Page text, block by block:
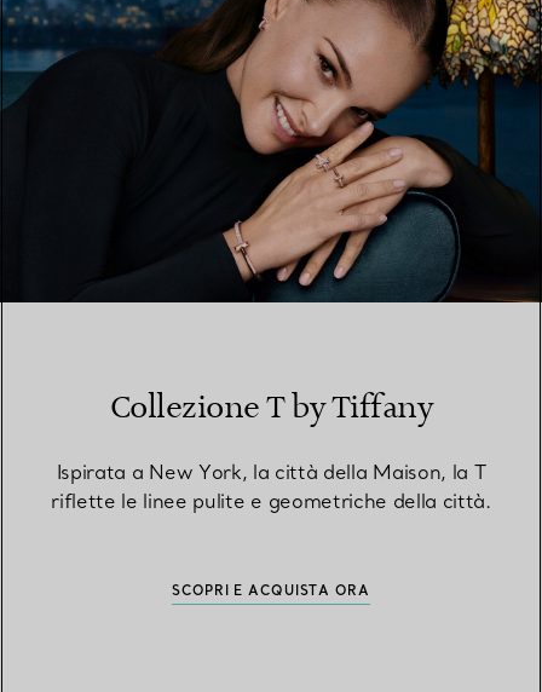
Collezione T by Tiffany
Ispirata a New York, la città della Maison, la T
riflette le linee pulite e geometriche della città.
SCOPRI E ACQUISTA ORA